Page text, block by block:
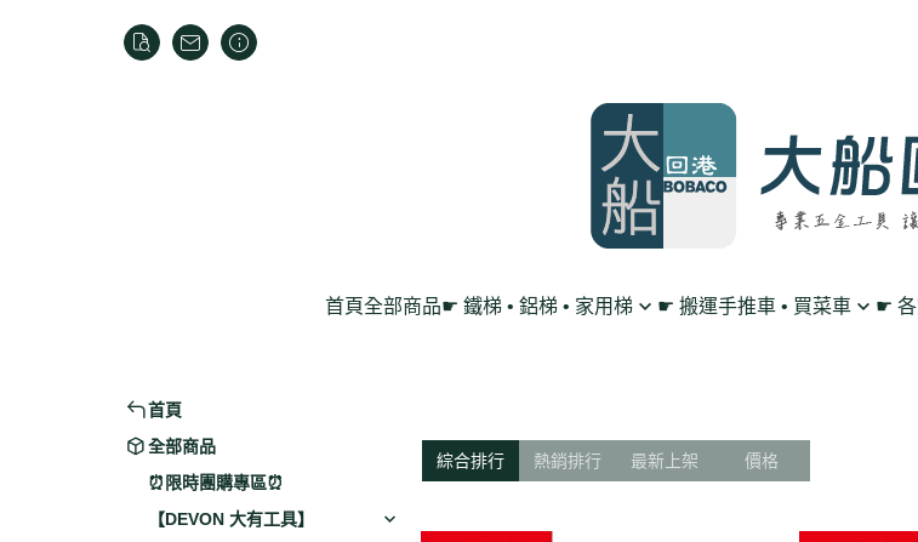
首頁全部商品☛ 鐵梯 • 鋁梯 • 家用梯 ☛ 搬運手推車 • 買菜車
L型平板手推車
高載重手推車系列
☛ 各
搖頭 棘輪扳手
扳手套裝組 •
首頁
全部商品
⏰限時團購專區⏰
【DEVON 大有工具】
綜合排行 熱銷排行 最新上架 價格